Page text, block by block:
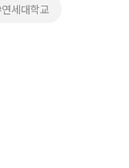
세대학교